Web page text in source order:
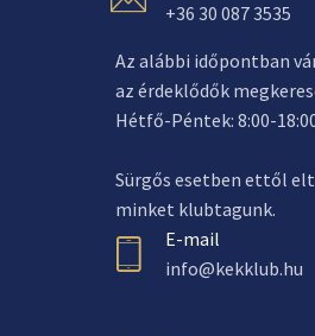
+36 30 087 3535
Az alábbi időpontban
az érdeklődők
Hétfő-Péntek: 8:00-
Sürgős esetben ettől
minket klubtagunk.
E-mail
info@kekklub.hu